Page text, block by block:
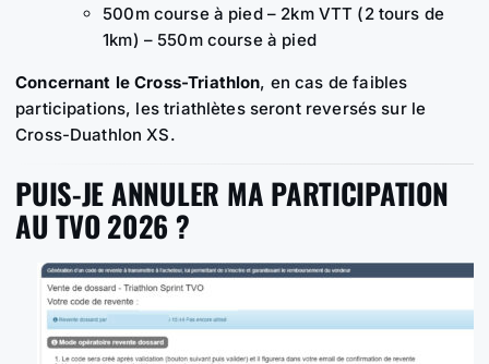
500m course à pied – 2km VTT (2 tours de
1km) – 550m course à pied
Concernant le Cross-Triathlon, en cas de faibles
participations, les triathlètes seront reversés sur le
Cross-Duathlon XS.
PUIS-JE ANNULER MA PARTICIPATION
AU TVO 2026 ?